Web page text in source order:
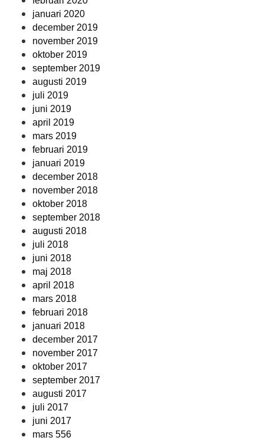
januari 2020
december 2019
november 2019
oktober 2019
september 2019
augusti 2019
juli 2019
juni 2019
april 2019
mars 2019
februari 2019
januari 2019
december 2018
november 2018
oktober 2018
september 2018
augusti 2018
juli 2018
juni 2018
maj 2018
april 2018
mars 2018
februari 2018
januari 2018
december 2017
november 2017
oktober 2017
september 2017
augusti 2017
juli 2017
juni 2017
mars 556